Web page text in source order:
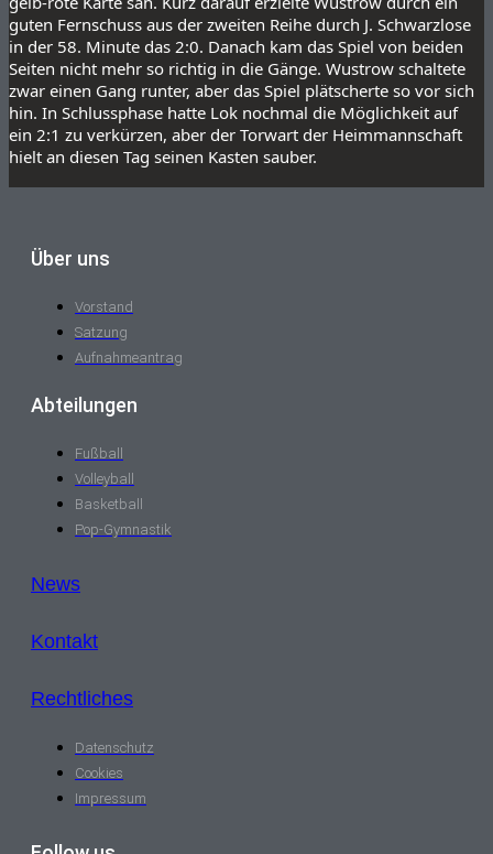
guten Fernschuss aus der zweiten Reihe durch J. Schwarzlose
in der 58. Minute das 2:0. Danach kam das Spiel von beiden
Seiten nicht mehr so richtig in die Gänge. Wustrow schaltete
zwar einen Gang runter, aber das Spiel plätscherte so vor sich
hin. In Schlussphase hatte Lok nochmal die Möglichkeit auf
ein 2:1 zu verkürzen, aber der Torwart der Heimmannschaft
hielt an diesen Tag seinen Kasten sauber.
Über uns
Vorstand
Satzung
Aufnahmeantrag
Abteilungen
Fußball
Volleyball
Basketball
Pop-Gymnastik
News
Kontakt
Rechtliches
Datenschutz
Cookies
Impressum